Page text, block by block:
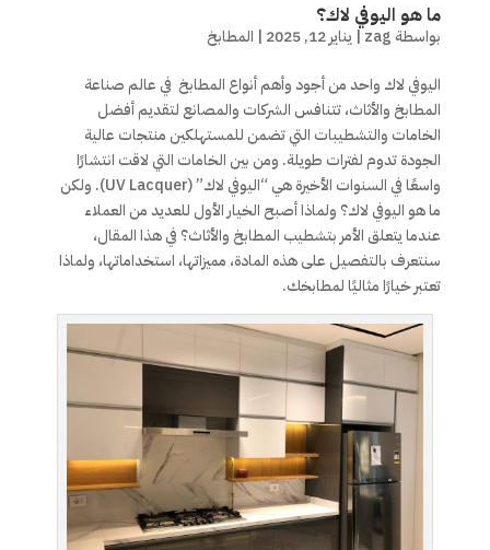
ما هو اليوفي لاك؟
بواسطة zag
| يناير 12, 2025 | المطابخ
اليوفي لاك واحد من أجود وأهم أنواع المطابخ في عالم صناعة
المطابخ والأثاث، تتنافس الشركات والمصانع لتقديم أفضل
الخامات والتشطيبات التي تضمن للمستهلكين منتجات عالية
الجودة تدوم لفترات طويلة. ومن بين الخامات التي لاقت انتشارًا
واسعًا في السنوات الأخيرة هي “اليوفي لاك” (UV Lacquer). ولكن
ما هو اليوفي لاك؟ ولماذا أصبح الخيار الأول للعديد من العملاء
عندما يتعلق الأمر بتشطيب المطابخ والأثاث؟ في هذا المقال،
سنتعرف بالتفصيل على هذه المادة، مميزاتها، استخداماتها، ولماذا
تعتبر خيارًا مثاليًا لمطابخك.